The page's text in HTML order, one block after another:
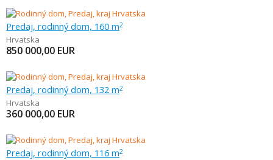
Predaj, rodinný dom, 160 m2
Hrvatska
850 000,00 EUR
Predaj, rodinný dom, 132 m2
Hrvatska
360 000,00 EUR
Predaj, rodinný dom, 116 m2